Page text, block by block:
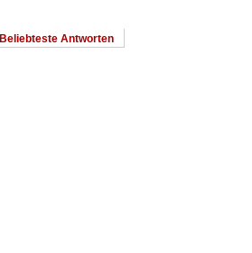
Beliebteste Antworten